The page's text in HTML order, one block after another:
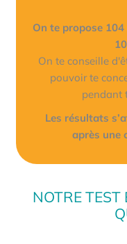
On te propose
On te conseille
pouvoir te
pendant
Les résultats
après une
NOTRE TEST